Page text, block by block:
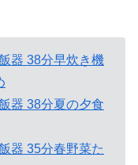
器 38分早炊き機
器 38分夏の夕食
器 35分春野菜た